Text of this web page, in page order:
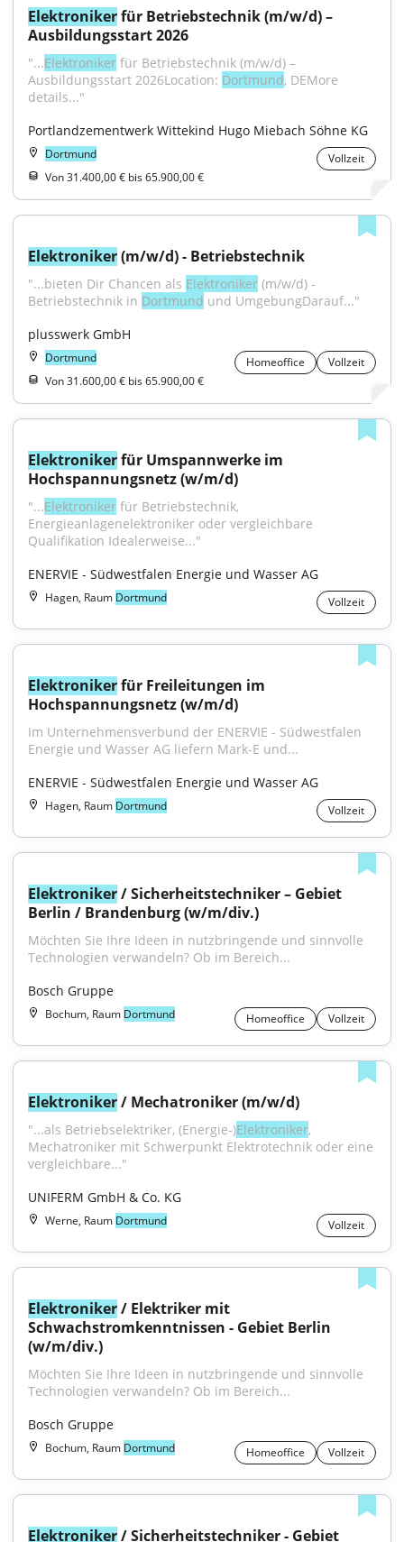
Elektroniker für Betriebstechnik (m/w/d) –
Ausbildungsstart 2026
"...Elektroniker für Betriebstechnik (m/w/d) –
Ausbildungsstart 2026Location: Dortmund, DEMore
details..."
Portlandzementwerk Wittekind Hugo Miebach Söhne KG
Dortmund
Vollzeit
Von 31.400,00 € bis 65.900,00 €
Elektroniker (m/w/d) - Betriebstechnik
"...bieten Dir Chancen als Elektroniker (m/w/d) -
Betriebstechnik in Dortmund und UmgebungDarauf..."
plusswerk GmbH
Dortmund Homeoffice
Vollzeit
Von 31.600,00 € bis 65.900,00 €
Elektroniker für Umspannwerke im
Hochspannungsnetz (w/m/d)
"...Elektroniker für Betriebstechnik,
Energieanlagenelektroniker oder vergleichbare
Qualifikation Idealerweise..."
ENERVIE - Südwestfalen Energie und Wasser AG
Hagen, Raum Dortmund Vollzeit
Elektroniker für Freileitungen im
Hochspannungsnetz (w/m/d)
Im Unternehmensverbund der ENERVIE - Südwestfalen
Energie und Wasser AG liefern Mark-E und...
ENERVIE - Südwestfalen Energie und Wasser AG
Hagen, Raum Dortmund Vollzeit
Elektroniker / Sicherheitstechniker – Gebiet
Berlin / Brandenburg (w/m/div.)
Möchten Sie Ihre Ideen in nutzbringende und sinnvolle
Technologien verwandeln? Ob im Bereich...
Bosch Gruppe
Bochum, Raum Dortmund Homeoffice Vollzeit
Elektroniker / Mechatroniker (m/w/d)
"...als Betriebselektriker, (Energie-)Elektroniker,
Mechatroniker mit Schwerpunkt Elektrotechnik oder eine
vergleichbare..."
UNIFERM GmbH & Co. KG
Werne, Raum Dortmund Vollzeit
Elektroniker / Elektriker mit
Schwachstromkenntnissen - Gebiet Berlin
(w/m/div.)
Möchten Sie Ihre Ideen in nutzbringende und sinnvolle
Technologien verwandeln? Ob im Bereich...
Bosch Gruppe
Bochum, Raum Dortmund Homeoffice Vollzeit
Elektroniker / Sicherheitstechniker - Gebiet